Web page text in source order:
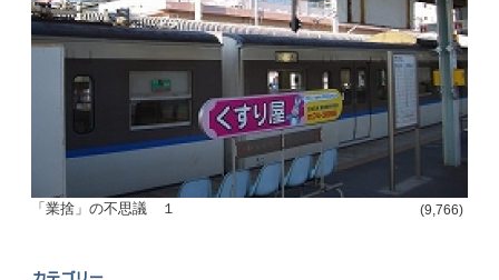
「業捨」の不思議 １ (9,766)